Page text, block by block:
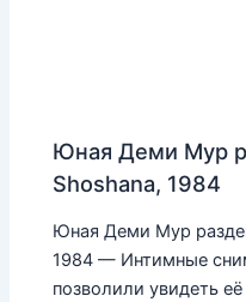
Юная Деми Мур
Shoshana, 1984
Юная Деми Мур
1984 — Интимные
позволили увидеть